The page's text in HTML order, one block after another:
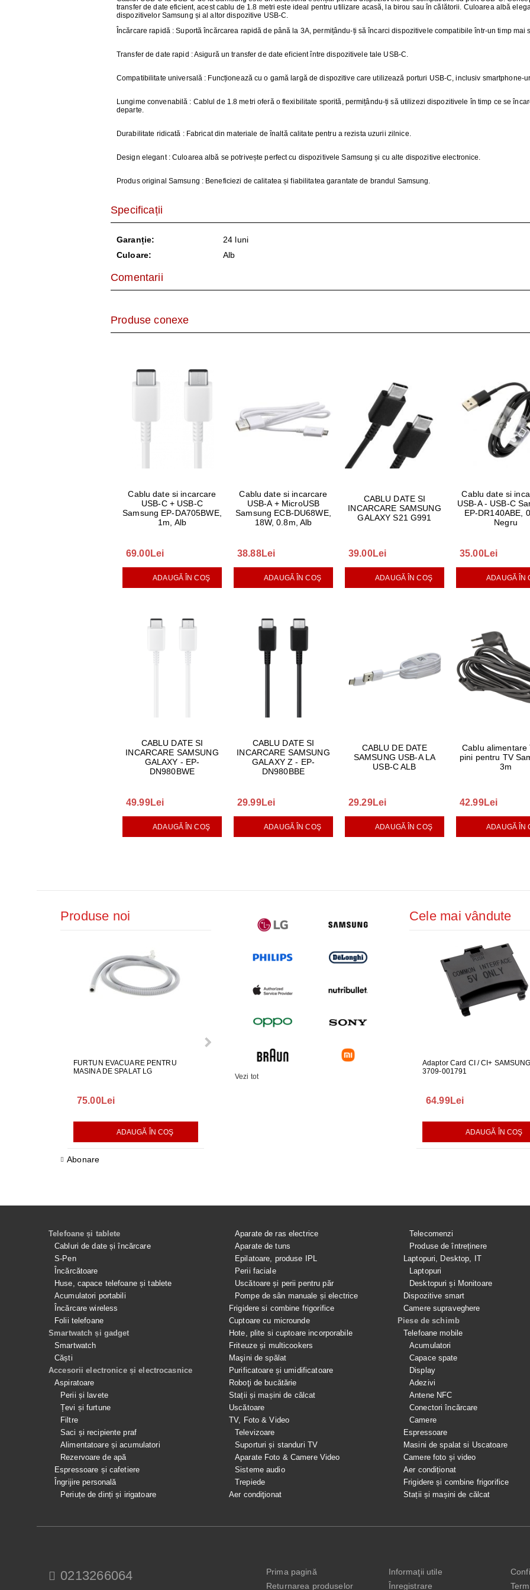
LAPTOPURI, DESKTOP, IT
DISPOZITIVE SMART
CAMERE SUPRAVEGHERE
transfer de date eficient, acest cablu de 1.8 metri este ideal pentru utilizare acasă, la birou sau în călătorii. Culoarea albă
dispozitivelor Samsung și al altor dispozitive USB-C.
Încărcare rapidă: Suportă încărcarea rapidă de până la 3A, permițându-ți să încarci dispozitivele compatibile într-un timp mai
Transfer de date rapid : Asigură un transfer de date eficient între dispozitivele tale USB-C.
Compatibilitate universală : Funcționează cu o gamă largă de dispozitive care utilizează porturi USB-C, inclusiv smartphone-
Lungime convenabilă : Cablul de 1.8 metri oferă o flexibilitate sporită, permițându-ți să utilizezi dispozitivele în timp ce se
departe.
Durabilitate ridicată : Fabricat din materiale de înaltă calitate pentru a rezista uzurii zilnice.
Design elegant: Culoarea albă se potrivește perfect cu dispozitivele Samsung și cu alte dispozitive electronice.
Produs original Samsung : Beneficiezi de calitatea și fiabilitatea garantate de brandul Samsung.
Specificații
Garanție:
24 luni
Culoare:
Alb
Comentarii
Produse conexe
Cablu date si incarcare
USB-C + USB-C
Samsung EP-DA705BWE,
1m, Alb
69.00Lei
ADAUGĂ ÎN COŞ
Cablu date si incarcare
USB-A + MicroUSB
Samsung ECB-DU68WE,
18W, 0.8m, Alb
38.88Lei
ADAUGĂ ÎN COŞ
CABLU DATE SI
INCARCARE SAMSUNG
GALAXY S21 G991
39.00Lei
ADAUGĂ ÎN COŞ
Cablu date si
USB-A - USB-C
EP-DR140ABE,
Negru
35.00Lei
ADAUGĂ ÎN
CABLU DATE SI
INCARCARE SAMSUNG
GALAXY - EP-
DN980BWE
49.99Lei
ADAUGĂ ÎN COŞ
CABLU DATE SI
INCARCARE SAMSUNG
GALAXY Z - EP-
DN980BBE
29.99Lei
ADAUGĂ ÎN COŞ
CABLU DE DATE
SAMSUNG USB-A LA
USB-C ALB
29.29Lei
ADAUGĂ ÎN COŞ
Cablu alimentare
pini pentru TV
3m
42.99Lei
ADAUGĂ ÎN
Produse noi
FURTUN EVACUARE PENTRU
MASINA DE SPALAT LG
75.00Lei
ADAUGĂ ÎN COŞ
GARNITURA HUBLOU MASINA DE
GARNITURA HUBLOU MASINA DE
DUZA
Abonare
Vezi tot
Cele mai vândute
Adaptor Card CI / CI+
3709-001791
64.99Lei
ADAUGĂ ÎN COŞ
Telefoane și tablete
Cabluri de date și încărcare
S-Pen
Încărcătoare
Huse, capace telefoane și tablete
Acumulatori portabili
Încărcare wireless
Folii telefoane
Smartwatch și gadget
Smartwatch
Căști
Accesorii electronice și electrocasnice
Aspiratoare
Perii și lavete
Țevi și furtune
Filtre
Saci și recipiente praf
Alimentatoare și acumulatori
Rezervoare de apă
Espressoare și cafetiere
Îngrijire personală
Periuțe de dinți și irigatoare
Aparate de ras electrice
Aparate de tuns
Epilatoare, produse IPL
Perii faciale
Uscătoare și perii pentru păr
Pompe de sân manuale și electrice
Frigidere si combine frigorifice
Cuptoare cu microunde
Hote, plite si cuptoare incorporabile
Friteuze și multicookers
Maşini de spălat
Purificatoare și umidificatoare
Roboţi de bucătărie
Stații și mașini de călcat
Uscătoare
TV, Foto & Video
Televizoare
Suporturi și standuri TV
Aparate Foto & Camere Video
Sisteme audio
Trepiede
Aer condiţionat
Telecomenzi
Produse de întreținere
Laptopuri, Desktop, IT
Laptopuri
Desktopuri și Monitoare
Dispozitive smart
Camere supraveghere
Piese de schimb
Telefoane mobile
Acumulatori
Capace spate
Display
Adezivi
Antene NFC
Conectori încărcare
Camere
Espressoare
Masini de spalat si Uscatoare
Camere foto și video
Aer condiționat
Frigidere și combine frigorifice
Stații și mașini de călcat
0213266064
Prima pagină
Returnarea produselor
Informaţii utile
Înregistrare